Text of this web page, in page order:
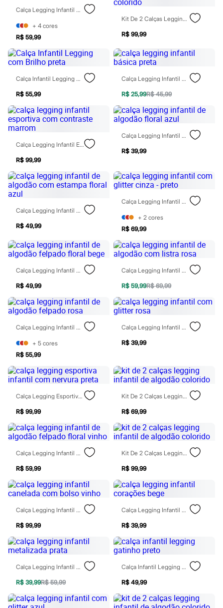
Tops
Moda íntima
Calcinhas
Cintas e Modeladores
Meias
Pijamas
Sutiãs e Tops
Moda praia
Biquínis
Maiôs
Personagens
Plus size
Blusas e Camisetas
Casacos e Jaquetas
Jeans
Moda esportiva
Shorts e Saias
Vestidos
Masculino
Em alta
Dia dos Pais
Novidades
Bermudas
Camisas
Camisetas e Regatas
Casacos e Jaquetas
Jeans
Polos
Acessórios
Bolsas e Mochilas
Chapéus e Bonés
Carteiras
Óculos
Calçados
Botas
Sapatos
Sandálias e Papetes
Tênis
Moda esportiva
Acessórios
Bermudas
Camisetas
Calçados
Regatas
Moda íntima
Cuecas
Meias
Pijamas
Moda praia
Plus size
Blusas e Camisetas
Camisas
Casacos e Jaquetas
Jeans
Moda esportiva
Shorts e Bermudas
Calça Legging Infantil De Poliamida Sem Costura Preta
+ 4 cores
R$ 59,99
Kit De 2 Calças Legging Infantil De Algodão Laços Colorido
R$ 99,99
Calça Infantil Legging Com Brilho Preta
R$ 55,99
Calça Legging Infantil Básica Preta
R$ 25,99R$ 45,99
Calça Legging Infantil Esportiva Com Contraste Marrom
R$ 99,99
Calça Legging Infantil De Algodão Floral Azul
R$ 39,99
Calça Legging Infantil De Algodão Com Estampa Floral Azul
R$ 49,99
Calça Legging Infantil Com Glitter Cinza - Preto
+ 2 cores
R$ 69,99
Calça Legging Infantil De Algodão Felpado Floral Bege
R$ 49,99
Calça Legging Infantil De Algodão Com Listra Rosa
R$ 59,99R$ 69,99
Calça Legging Infantil De Algodão Felpado Rosa
+ 5 cores
R$ 55,99
Calça Legging Infantil Com Glitter Rosa
R$ 39,99
Calça Legging Esportiva Infantil Com Nervura Preta
R$ 99,99
Kit De 2 Calças Legging Infantil De Algodão Colorido
R$ 69,99
Calça Legging Infantil De Algodão Felpado Floral Vinho
R$ 59,99
Kit De 2 Calças Legging Infantil De Algodão Colorido
R$ 99,99
Calça Legging Infantil Canelada Com Bolso Vinho
R$ 99,99
Calça Legging Infantil Corações Bege
R$ 39,99
Calça Legging Infantil Metalizada Prata
R$ 39,99R$ 59,99
Calça Infantil Legging Gatinho Preto
R$ 49,99